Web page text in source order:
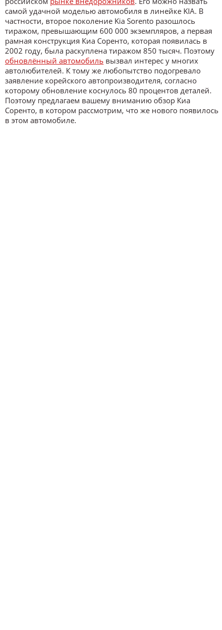
самой удачной моделью автомобиля в линейке KIA. В
частности, второе поколение Kia Sorento разошлось
тиражом, превышающим 600 000 экземпляров, а первая
рамная конструкция Киа Соренто, которая появилась в
2002 году, была раскуплена тиражом 850 тысяч. Поэтому
обновлённый автомобиль вызвал интерес у многих
автолюбителей. К тому же любопытство подогревало
заявление корейского автопроизводителя, согласно
которому обновление коснулось 80 процентов деталей.
Поэтому предлагаем вашему вниманию обзор Киа
Соренто, в котором рассмотрим, что же нового появилось
в этом автомобиле.